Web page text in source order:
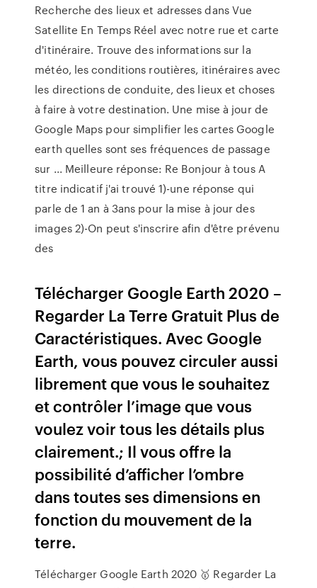
Recherche des lieux et adresses dans Vue
Satellite En Temps Réel avec notre rue et carte
d'itinéraire. Trouve des informations sur la
météo, les conditions routières, itinéraires avec
les directions de conduite, des lieux et choses
à faire à votre destination. Une mise à jour de
Google Maps pour simplifier les cartes Google
earth quelles sont ses fréquences de passage
sur ... Meilleure réponse: Re Bonjour à tous A
titre indicatif j'ai trouvé 1)-une réponse qui
parle de 1 an à 3ans pour la mise à jour des
images 2)-On peut s'inscrire afin d'être prévenu
des
Télécharger Google Earth 2020 –
Regarder La Terre Gratuit Plus de
Caractéristiques. Avec Google
Earth, vous pouvez circuler aussi
librement que vous le souhaitez
et contrôler l’image que vous
voulez voir tous les détails plus
clairement.; Il vous offre la
possibilité d’afficher l’ombre
dans toutes ses dimensions en
fonction du mouvement de la
terre.
Télécharger Google Earth 2020 🥇 Regarder La